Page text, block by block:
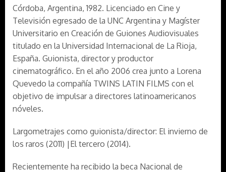
Córdoba, Argentina, 1982. Licenciado en Cine y
Televisión egresado de la UNC Argentina y Magíster
Universitario en Creación de Guiones Audiovisuales
titulado en la Universidad Internacional de La Rioja,
España. Guionista, director y productor
cinematográfico. En el año 2006 crea junto a Lorena
Quevedo la compañía TWINS LATIN FILMS con el
objetivo de impulsar a directores latinoamericanos
nóveles.
Largometrajes como guionista/director: El invierno de
los raros (2011) |El tercero (2014).
Recientemente ha recibido la beca Nacional de